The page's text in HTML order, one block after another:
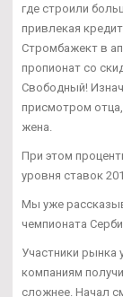
где строили
привлекая
Стромбажект в
пропионат со
Свободный!
присмотром
жена.
При этом
уровня ставок
Мы уже
чемпионата
Участники рынка
компаниям
сложнее. Начал